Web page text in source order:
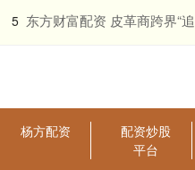
5 东方财富配资 皮革商跨界“
杨方配资
配资炒股
平台